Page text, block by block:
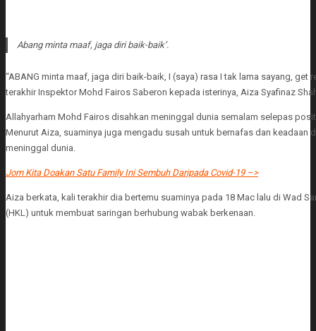
Abang minta maaf, jaga diri baik-baik’.
“ABANG minta maaf, jaga diri baik-baik, I (saya) rasa I tak lama sayang, get
terakhir Inspektor Mohd Fairos Saberon kepada isterinya, Aiza Syafinaz
Allahyarham Mohd Fairos disahkan meninggal dunia semalam selepas
Menurut Aiza, suaminya juga mengadu susah untuk bernafas dan keadaan
meninggal dunia.
Jom Kita Doakan Satu Family Ini Sembuh Daripada Covid-19 –>
Aiza berkata, kali terakhir dia bertemu suaminya pada 18 Mac lalu di Wad
(HKL) untuk membuat saringan berhubung wabak berkenaan.